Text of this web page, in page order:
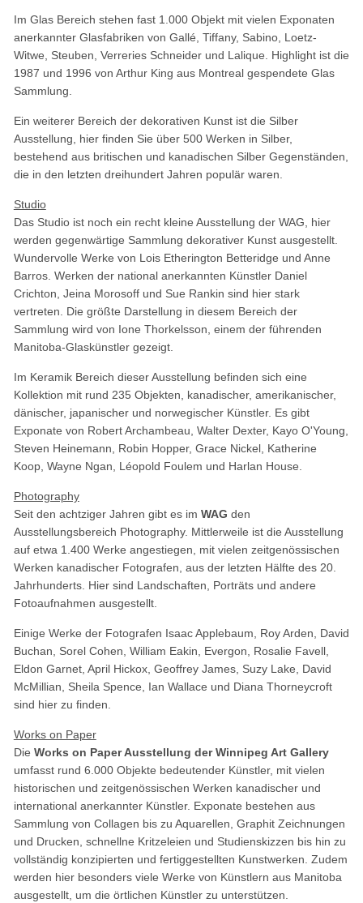
Im Glas Bereich stehen fast 1.000 Objekt mit vielen Exponaten
anerkannter Glasfabriken von Gallé, Tiffany, Sabino, Loetz-
Witwe, Steuben, Verreries Schneider und Lalique. Highlight ist die
1987 und 1996 von Arthur King aus Montreal gespendete Glas
Sammlung.
Ein weiterer Bereich der dekorativen Kunst ist die Silber
Ausstellung, hier finden Sie über 500 Werken in Silber,
bestehend aus britischen und kanadischen Silber Gegenständen,
die in den letzten dreihundert Jahren populär waren.
Studio
Das Studio ist noch ein recht kleine Ausstellung der WAG, hier
werden gegenwärtige Sammlung dekorativer Kunst ausgestellt.
Wundervolle Werke von Lois Etherington Betteridge und Anne
Barros. Werken der national anerkannten Künstler Daniel
Crichton, Jeina Morosoff und Sue Rankin sind hier stark
vertreten. Die größte Darstellung in diesem Bereich der
Sammlung wird von Ione Thorkelsson, einem der führenden
Manitoba-Glaskünstler gezeigt.
Im Keramik Bereich dieser Ausstellung befinden sich eine
Kollektion mit rund 235 Objekten, kanadischer, amerikanischer,
dänischer, japanischer und norwegischer Künstler. Es gibt
Exponate von Robert Archambeau, Walter Dexter, Kayo O'Young,
Steven Heinemann, Robin Hopper, Grace Nickel, Katherine
Koop, Wayne Ngan, Léopold Foulem und Harlan House.
Photography
Seit den achtziger Jahren gibt es im WAG den
Ausstellungsbereich Photography. Mittlerweile ist die Ausstellung
auf etwa 1.400 Werke angestiegen, mit vielen zeitgenössischen
Werken kanadischer Fotografen, aus der letzten Hälfte des 20.
Jahrhunderts. Hier sind Landschaften, Porträts und andere
Fotoaufnahmen ausgestellt.
Einige Werke der Fotografen Isaac Applebaum, Roy Arden, David
Buchan, Sorel Cohen, William Eakin, Evergon, Rosalie Favell,
Eldon Garnet, April Hickox, Geoffrey James, Suzy Lake, David
McMillian, Sheila Spence, Ian Wallace und Diana Thorneycroft
sind hier zu finden.
Works on Paper
Die Works on Paper Ausstellung der Winnipeg Art Gallery
umfasst rund 6.000 Objekte bedeutender Künstler, mit vielen
historischen und zeitgenössischen Werken kanadischer und
international anerkannter Künstler. Exponate bestehen aus
Sammlung von Collagen bis zu Aquarellen, Graphit Zeichnungen
und Drucken, schnellne Kritzeleien und Studienskizzen bis hin zu
vollständig konzipierten und fertiggestellten Kunstwerken. Zudem
werden hier besonders viele Werke von Künstlern aus Manitoba
ausgestellt, um die örtlichen Künstler zu unterstützen.